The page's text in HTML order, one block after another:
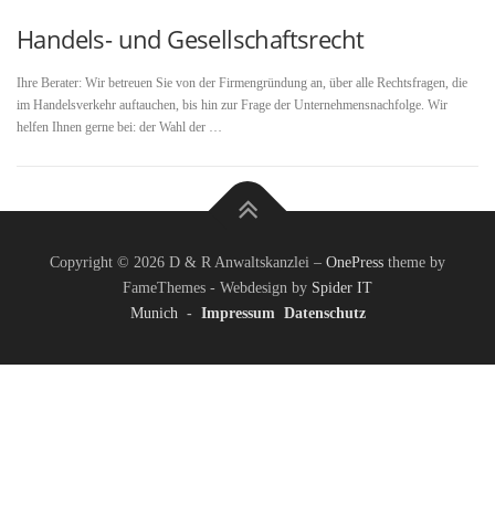
Handels- und Gesellschaftsrecht
Ihre Berater: Wir betreuen Sie von der Firmengründung an, über alle Rechtsfragen, die
im Handelsverkehr auftauchen, bis hin zur Frage der Unternehmensnachfolge. Wir
helfen Ihnen gerne bei: der Wahl der …
Copyright © 2026 D & R Anwaltskanzlei – OnePress theme by
FameThemes - Webdesign by Spider IT
Munich- Impressum Datenschutz